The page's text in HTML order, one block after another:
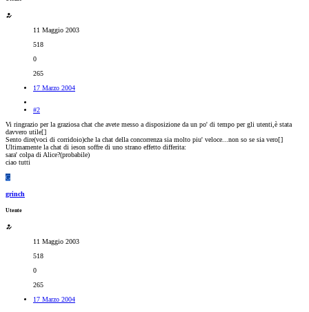
11 Maggio 2003
518
0
265
17 Marzo 2004
#2
Vi ringrazio per la graziosa chat che avete messo a disposizione da un po' di tempo per gli utenti,è stata
davvero utile[]
Sento dire(voci di corridoio)che la chat della concorrenza sia molto piu' veloce...non so se sia vero[]
Ultimamente la chat di ieson soffre di uno strano effetto differita:
sara' colpa di Alice?(probabile)
ciao tutti
G
grinch
Utente
11 Maggio 2003
518
0
265
17 Marzo 2004